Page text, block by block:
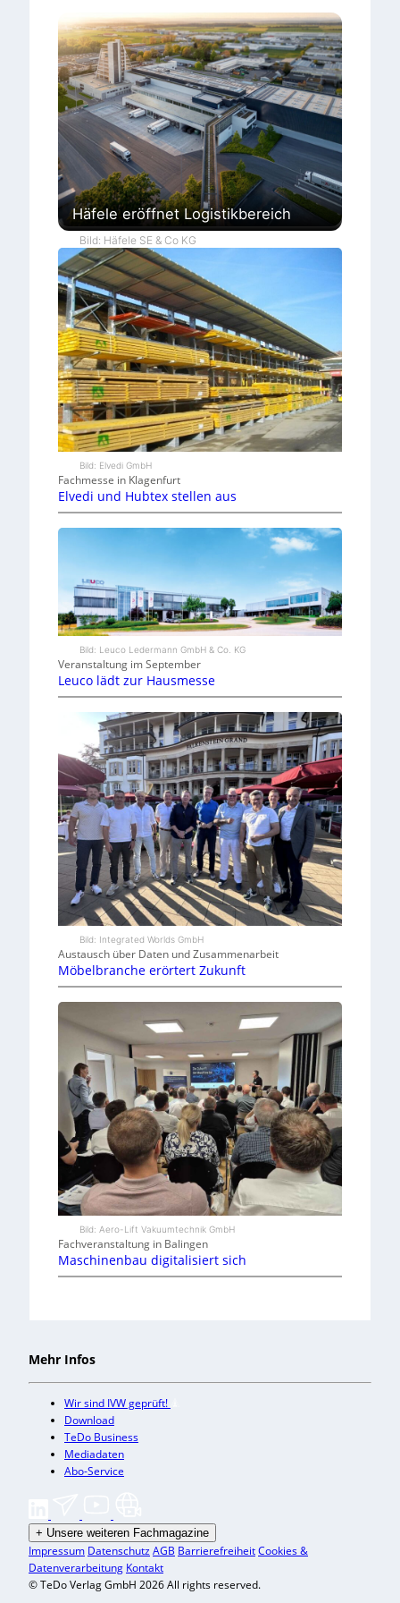
Häfele eröffnet Logistikbereich
Bild: Häfele SE & Co KG
Bild: Elvedi GmbH
Fachmesse in Klagenfurt
Elvedi und Hubtex stellen aus
Bild: Leuco Ledermann GmbH & Co. KG
Veranstaltung im September
Leuco lädt zur Hausmesse
Bild: Integrated Worlds GmbH
Austausch über Daten und Zusammenarbeit
Möbelbranche erörtert Zukunft
Bild: Aero-Lift Vakuumtechnik GmbH
Fachveranstaltung in Balingen
Maschinenbau digitalisiert sich
Mehr Infos
Wir sind IVW geprüft!
Download
TeDo Business
Mediadaten
Abo-Service
+ Unsere weiteren Fachmagazine
Impressum DatenschutzAGB BarrierefreiheitCookies &
Datenverarbeitung Kontakt
© TeDo Verlag GmbH 2026 All rights reserved.